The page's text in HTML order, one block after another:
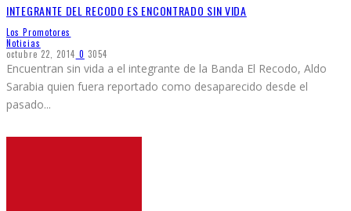
INTEGRANTE DEL RECODO ES ENCONTRADO SIN VIDA
Los Promotores
Noticias
octubre 22, 2014 0 3054
Encuentran sin vida a el integrante de la Banda El Recodo, Aldo
Sarabia quien fuera reportado como desaparecido desde el
pasado...